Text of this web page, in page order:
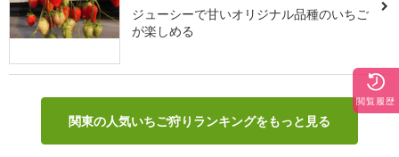
ジューシーで甘いオリジナル品種のいちご
が楽しめる
関東の人気いちご狩りランキングをもっと見る
閲覧履歴